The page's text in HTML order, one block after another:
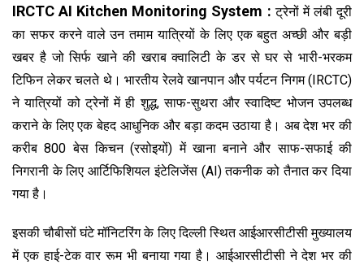
IRCTC AI Kitchen Monitoring System :ट्रेनों में लंबी दूरी
का सफर करने वाले उन तमाम यात्रियों के लिए एक बहुत अच्छी और बड़ी
खबर है जो सिर्फ खाने की खराब क्वालिटी के डर से घर से भारी-भरकम
टिफिन लेकर चलते थे। भारतीय रेलवे खानपान और पर्यटन निगम (IRCTC)
ने यात्रियों को ट्रेनों में ही शुद्ध, साफ-सुथरा और स्वादिष्ट भोजन उपलब्ध
कराने के लिए एक बेहद आधुनिक और बड़ा कदम उठाया है। अब देश भर की
करीब 800 बेस किचन (रसोइयों) में खाना बनाने और साफ-सफाई की
निगरानी के लिए आर्टिफिशियल इंटेलिजेंस (AI) तकनीक को तैनात कर दिया
गया है।
इसकी चौबीसों घंटे मॉनिटरिंग के लिए दिल्ली स्थित आईआरसीटीसी मुख्यालय
में एक हाई-टेक वार रूम भी बनाया गया है। आईआरसीटीसी ने देश भर की